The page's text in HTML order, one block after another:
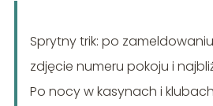
Sprytny trik: po
zdjęcie numeru pokoju i
Po nocy w kasynach i